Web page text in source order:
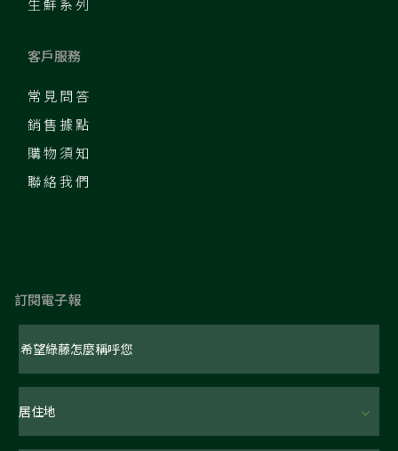
生鮮系列
客戶服務
常見問答
銷售據點
購物須知
聯絡我們
訂閱電子報